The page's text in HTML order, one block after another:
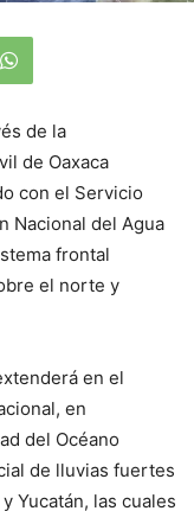
de la
de Oaxaca
con el Servicio
Nacional del Agua
frontal
el norte y
en el
en
del Océano
de lluvias fuertes
Yucatán, las cuales